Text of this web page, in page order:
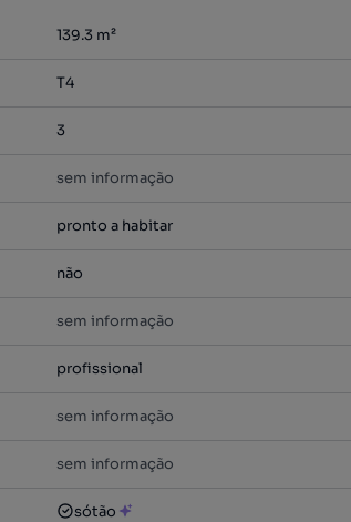
139.3 m²
T4
3
sem informação
pronto a habitar
não
sem informação
profissional
sem informação
sem informação
sótão